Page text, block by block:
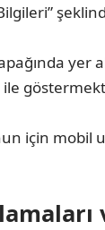
yer
için mobil